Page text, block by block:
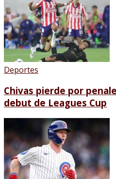
Deportes
Chivas pierde por
debut de Leagues Cup